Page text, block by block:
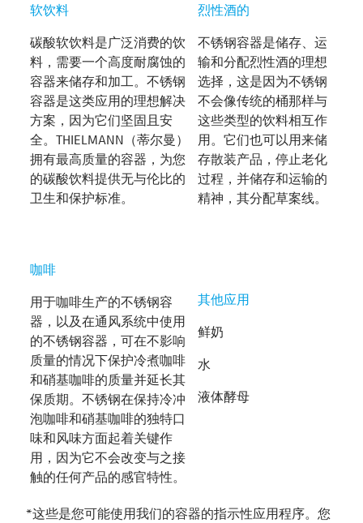
软饮料
碳酸软饮料是广泛消费的饮
料，需要一个高度耐腐蚀的
容器来储存和加工。不锈钢
容器是这类应用的理想解决
方案，因为它们坚固且安
全。THIELMANN（蒂尔曼）
拥有最高质量的容器，为您
的碳酸饮料提供无与伦比的
卫生和保护标准。
烈性酒的
不锈钢容器是储存、运
输和分配烈性酒的理想
选择，这是因为不锈钢
不会像传统的桶那样与
这些类型的饮料相互作
用。它们也可以用来储
存散装产品，停止老化
过程，并储存和运输的
精神，其分配草案线。
咖啡
用于咖啡生产的不锈钢容
器，以及在通风系统中使用
的不锈钢容器，可在不影响
质量的情况下保护冷煮咖啡
和硝基咖啡的质量并延长其
保质期。不锈钢在保持冷冲
泡咖啡和硝基咖啡的独特口
味和风味方面起着关键作
用，因为它不会改变与之接
触的任何产品的感官特性。
其他应用
鲜奶
水
液体酵母
*这些是您可能使用我们的容器的指示性应用程序。您